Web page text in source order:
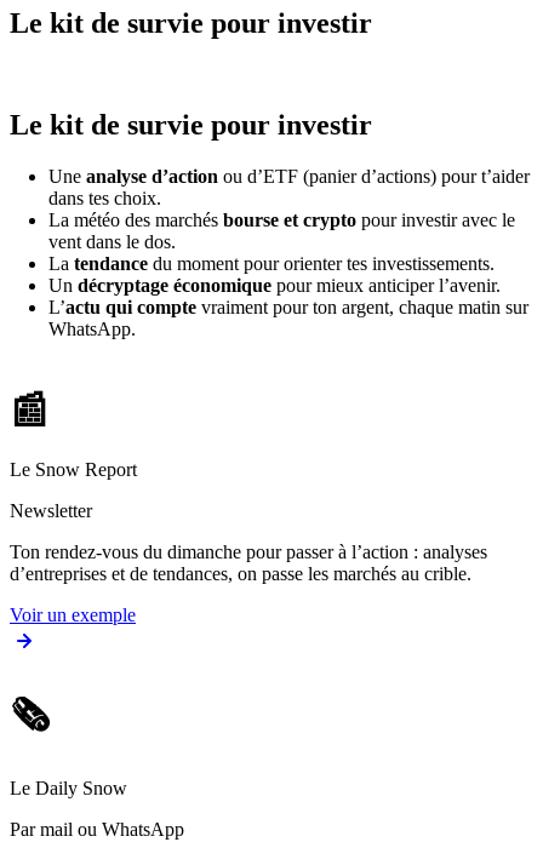
Le kit de survie pour investir
Le kit de survie pour investir
Une analyse d’action ou d’ETF (panier d’actions) pour t’aider
dans tes choix.
La météo des marchés bourse et crypto pour investir avec le
vent dans le dos.
La tendance du moment pour orienter tes investissements.
Un décryptage économique pour mieux anticiper l’avenir.
L’actu qui compte vraiment pour ton argent, chaque matin sur
WhatsApp.
📰
Le Snow Report
Newsletter
Ton rendez-vous du dimanche pour passer à l’action : analyses
d’entreprises et de tendances, on passe les marchés au crible.
Voir un exemple
🗞️
Le Daily Snow
Par mail ou WhatsApp